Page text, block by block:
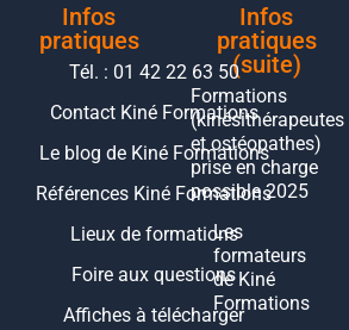
Infos
pratiques
Tél. : 01 42 22 63 50
Contact Kiné Formations
Le blog de Kiné Formations
Références Kiné Formations
Lieux de formations
Foire aux questions
Affiches à télécharger
Infos
pratiques
(suite)
Formations
(kinésithérapeutes
et ostéopathes)
prise en charge
possible 2025
Les
formateurs
de Kiné
Formations